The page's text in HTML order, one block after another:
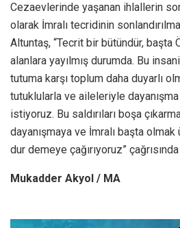
Cezaevlerinde yaşanan ihlallerin
olarak İmralı tecridinin
Altuntaş, “Tecrit bir bütündür, başta
alanlara yayılmış durumda. Bu
tutuma karşı toplum daha duyarlı
tutuklularla ve aileleriyle
istiyoruz. Bu saldırıları boşa
dayanışmaya ve İmralı başta
dur demeye çağırıyoruz”
Mukadder Akyol / MA